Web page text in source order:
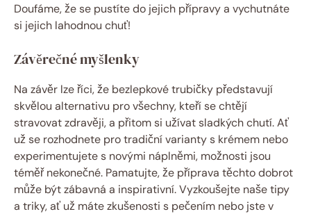
Doufáme, že se pustíte do jejich přípravy a vychutnáte
si jejich lahodnou chuť!
Závěrečné myšlenky
Na závěr lze říci, že bezlepkové trubičky představují
skvělou alternativu pro všechny, kteří se chtějí
stravovat zdravěji, a přitom si užívat sladkých chutí. Ať
už se rozhodnete pro tradiční varianty s krémem nebo
experimentujete s novými náplněmi, možnosti jsou
téměř nekonečné. Pamatujte, že příprava těchto dobrot
může být zábavná a inspirativní. Vyzkoušejte naše tipy
a triky, ať už máte zkušenosti s pečením nebo jste v